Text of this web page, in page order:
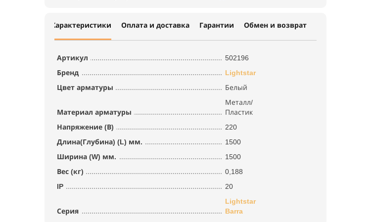
Характеристики Оплата и доставка Гарантии Обмен и возврат
Артикул
502196
Бренд
Lightstar
Цвет арматуры
Белый
Материал арматуры
Металл/
Пластик
Напряжение (В)
220
Длина(Глубина) (L) мм.
1500
Ширина (W) мм.
1500
Вес (кг)
0,188
IP
20
Серия
Lightstar
Barra